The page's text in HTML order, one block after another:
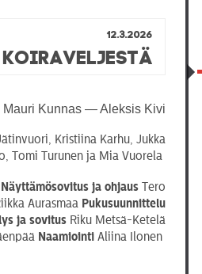
12.3.2026
koiraveljestä
Mauri Kunnas — Aleksis Kivi
Kristiina Karhu, Jukka
Tomi Turunen ja Mia Vuorela
Näyttämösovitus ja ohjaus Tero
Aurasmaa Pukusuunnittelu
ja sovitus Riku Metsä-Ketelä
NaamiointiAliina Ilonen